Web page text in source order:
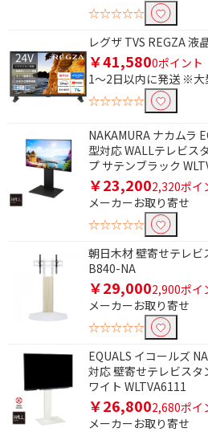
☆☆☆☆☆
レグザ TVS REGZA 液
￥41,5800ポイント
1～2日以内に発送 ※大
☆☆☆☆☆
NAKAMURA ナカムラ
型対応 WALLテレビス
プ サテンブラック
￥23,2002,320ポイ
メーカーお取り寄せ
☆☆☆☆☆
朝日木材 壁寄せテレビ
B840-NA
￥29,0002,900ポイ
メーカーお取り寄せ
☆☆☆☆☆
EQUALS イコールズ
対応 壁寄せテレビスタ
ワイト WLTVA6111
￥26,8002,680ポイ
メーカーお取り寄せ
価格で絞り込む
円~
電源方式で絞り込む
AC電源
タイプで絞り込む
スタンダードタイプ
形状で絞り込む
L型プラグ-ストレート
プラグ
HDMI⇔Type-C
容量で絞り込む
6TB～7TB未満